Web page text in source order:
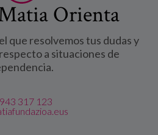
Orienta
que resolvemos tus dudas y
a situaciones de
317 123